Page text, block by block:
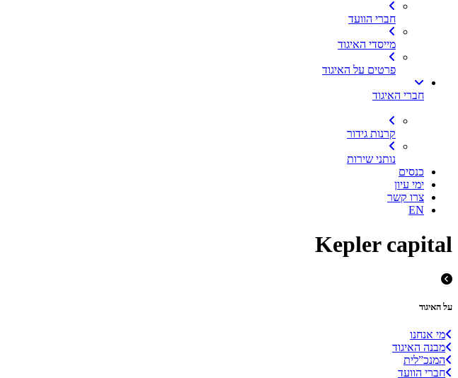
חברי הוועד
מייסדי האיגוד
פרטים על האיגוד
חברי האיגוד
קרנות גידור
נותני שירות
כנסים
ימי עיון
צרו קשר
EN
Kepler capital
על האיגוד
מי אנחנו
מבנה האיגוד
המנכ”לית
חברי הוועד